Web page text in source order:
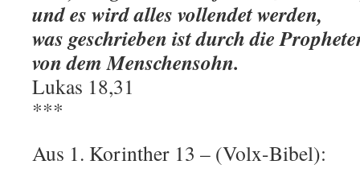
und es wird alles vollendet werden,
was geschrieben ist durch die
von dem Menschensohn.
Lukas 18,31
***
Aus 1. Korinther 13 – (Volx-Bibel):